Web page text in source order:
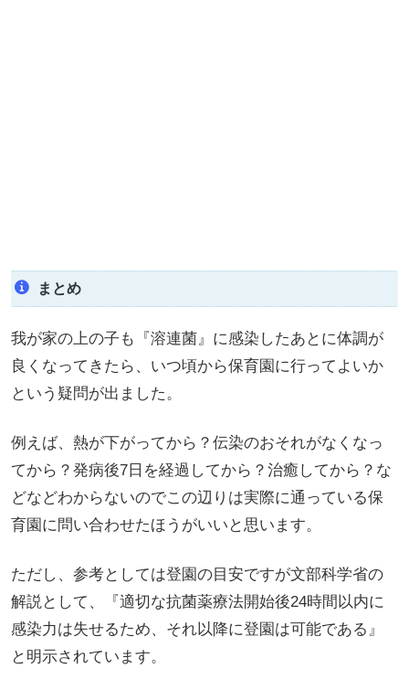
まとめ
我が家の上の子も『溶連菌』に感染したあとに体調が
良くなってきたら、いつ頃から保育園に行ってよいか
という疑問が出ました。
例えば、熱が下がってから？伝染のおそれがなくなっ
てから？発病後7日を経過してから？治癒してから？な
どなどわからないのでこの辺りは実際に通っている保
育園に問い合わせたほうがいいと思います。
ただし、参考としては登園の目安ですが文部科学省の
解説として、『適切な抗菌薬療法開始後24時間以内に
感染力は失せるため、それ以降に登園は可能である』
と明示されています。